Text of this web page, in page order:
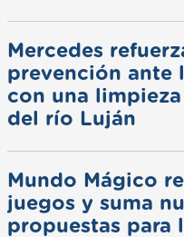
Mercedes
prevención ante
con una
del río Luján
Mundo Mágico
juegos y suma
propuestas para